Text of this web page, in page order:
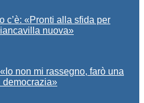
c’è: «Pronti alla sfida per
nuova»
non mi rassegno, farò una
democrazia»